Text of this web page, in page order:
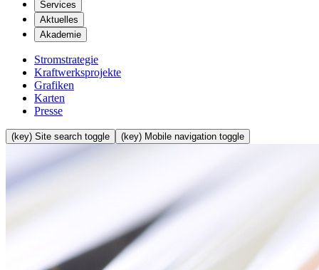
Services
Aktuelles
Akademie
Stromstrategie
Kraftwerksprojekte
Grafiken
Karten
Presse
(key) Site search toggle (key) Mobile navigation toggle